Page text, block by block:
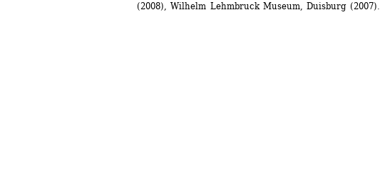
(2008), Wilhelm Lehmbruck Museum, Duisburg (2007).